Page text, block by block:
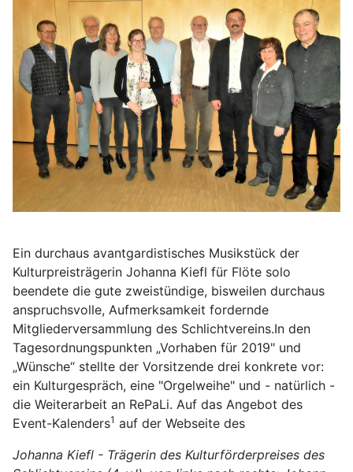
Ein durchaus avantgardistisches Musikstück der
Kulturpreisträgerin Johanna Kiefl für Flöte solo
beendete die gute zweistündige, bisweilen durchaus
anspruchsvolle, Aufmerksamkeit fordernde
Mitgliederversammlung des Schlichtvereins.In den
Tagesordnungspunkten „Vorhaben für 2019" und
„Wünsche“ stellte der Vorsitzende drei konkrete vor:
ein Kulturgespräch, eine "Orgelweihe" und - natürlich -
die Weiterarbeit an RePaLi. Auf das Angebot des
Event-Kalenders1 auf der Webseite des
Johanna Kiefl - Trägerin des Kulturförderpreises des